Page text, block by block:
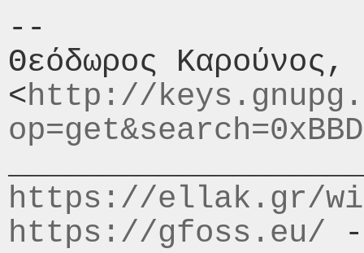
--
Θεόδωρος Καρούνος,
<http://
https://ellak.gr/
https://gfoss.eu/